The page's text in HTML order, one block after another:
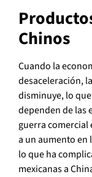
Chinos
Cuando la
desaceleración,
disminuye, lo
dependen de las
guerra comercial
a un aumento en
lo que ha
mexicanas a